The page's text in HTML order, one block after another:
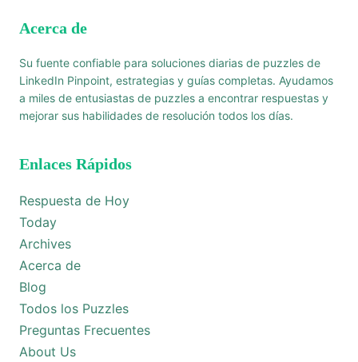
Acerca de
Su fuente confiable para soluciones diarias de puzzles de
LinkedIn Pinpoint, estrategias y guías completas. Ayudamos
a miles de entusiastas de puzzles a encontrar respuestas y
mejorar sus habilidades de resolución todos los días.
Enlaces Rápidos
Respuesta de Hoy
Today
Archives
Acerca de
Blog
Todos los Puzzles
Preguntas Frecuentes
About Us